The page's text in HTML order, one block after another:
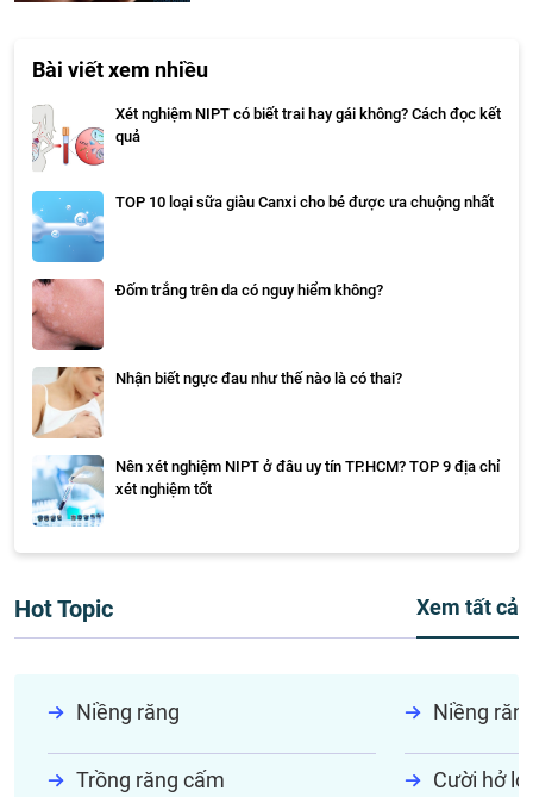
Bài viết xem nhiều
Xét nghiệm NIPT có biết trai hay gái không? Cách đọc kết
quả
TOP 10 loại sữa giàu Canxi cho bé được ưa chuộng nhất
Đốm trắng trên da có nguy hiểm không?
Nhận biết ngực đau như thế nào là có thai?
Nên xét nghiệm NIPT ở đâu uy tín TP.HCM? TOP 9 địa chỉ
xét nghiệm tốt
Hot Topic Xem tất cả
Niềng răng Niềng
Trồng răng cấm Cười hở lợi